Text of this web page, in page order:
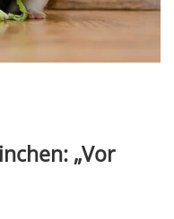
„Vor